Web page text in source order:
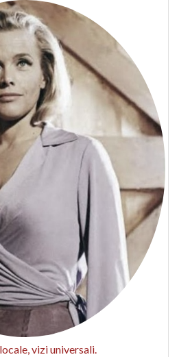
vizi universali.